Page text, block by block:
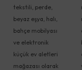
tekstili, perde,
beyaz eşya, halı,
bahçe mobilyası
ve elektronik
küçük ev aletleri
mağazası olarak